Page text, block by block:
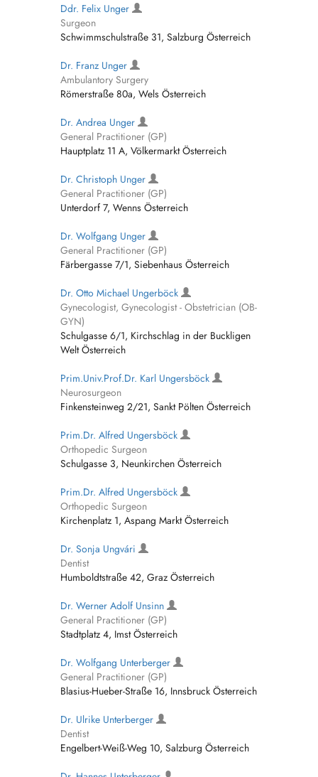
Ddr. Felix Unger
Surgeon
Schwimmschulstraße 31, Salzburg Österreich
Dr. Franz Unger
Ambulantory Surgery
Römerstraße 80a, Wels Österreich
Dr. Andrea Unger
General Practitioner (GP)
Hauptplatz 11 A, Völkermarkt Österreich
Dr. Christoph Unger
General Practitioner (GP)
Unterdorf 7, Wenns Österreich
Dr. Wolfgang Unger
General Practitioner (GP)
Färbergasse 7/1, Siebenhaus Österreich
Dr. Otto Michael Ungerböck
Gynecologist, Gynecologist - Obstetrician (OB-
GYN)
Schulgasse 6/1, Kirchschlag in der Buckligen
Welt Österreich
Prim.Univ.Prof.Dr. Karl Ungersböck
Neurosurgeon
Finkensteinweg 2/21, Sankt Pölten Österreich
Prim.Dr. Alfred Ungersböck
Orthopedic Surgeon
Schulgasse 3, Neunkirchen Österreich
Prim.Dr. Alfred Ungersböck
Orthopedic Surgeon
Kirchenplatz 1, Aspang Markt Österreich
Dr. Sonja Ungvári
Dentist
Humboldtstraße 42, Graz Österreich
Dr. Werner Adolf Unsinn
General Practitioner (GP)
Stadtplatz 4, Imst Österreich
Dr. Wolfgang Unterberger
General Practitioner (GP)
Blasius-Hueber-Straße 16, Innsbruck Österreich
Dr. Ulrike Unterberger
Dentist
Engelbert-Weiß-Weg 10, Salzburg Österreich